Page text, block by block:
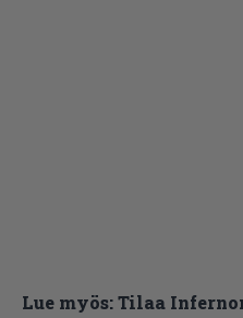
Lue myös:Tilaa